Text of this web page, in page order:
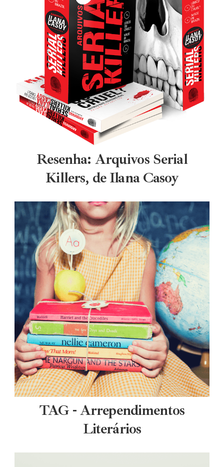
Resenha: Arquivos Serial
Killers, de Ilana Casoy
TAG - Arrependimentos
Literários